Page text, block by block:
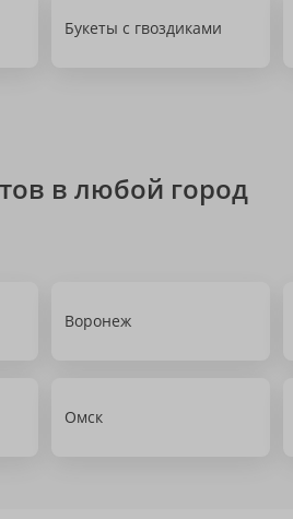
Букеты с гвоздиками
в любой город
Воронеж
Омск